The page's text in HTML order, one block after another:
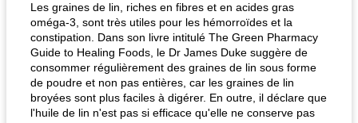
Les graines de lin, riches en fibres et en acides gras
oméga-3, sont très utiles pour les hémorroïdes et la
constipation. Dans son livre intitulé The Green Pharmacy
Guide to Healing Foods, le Dr James Duke suggère de
consommer régulièrement des graines de lin sous forme
de poudre et non pas entières, car les graines de lin
broyées sont plus faciles à digérer. En outre, il déclare que
l'huile de lin n'est pas si efficace qu'elle ne conserve pas